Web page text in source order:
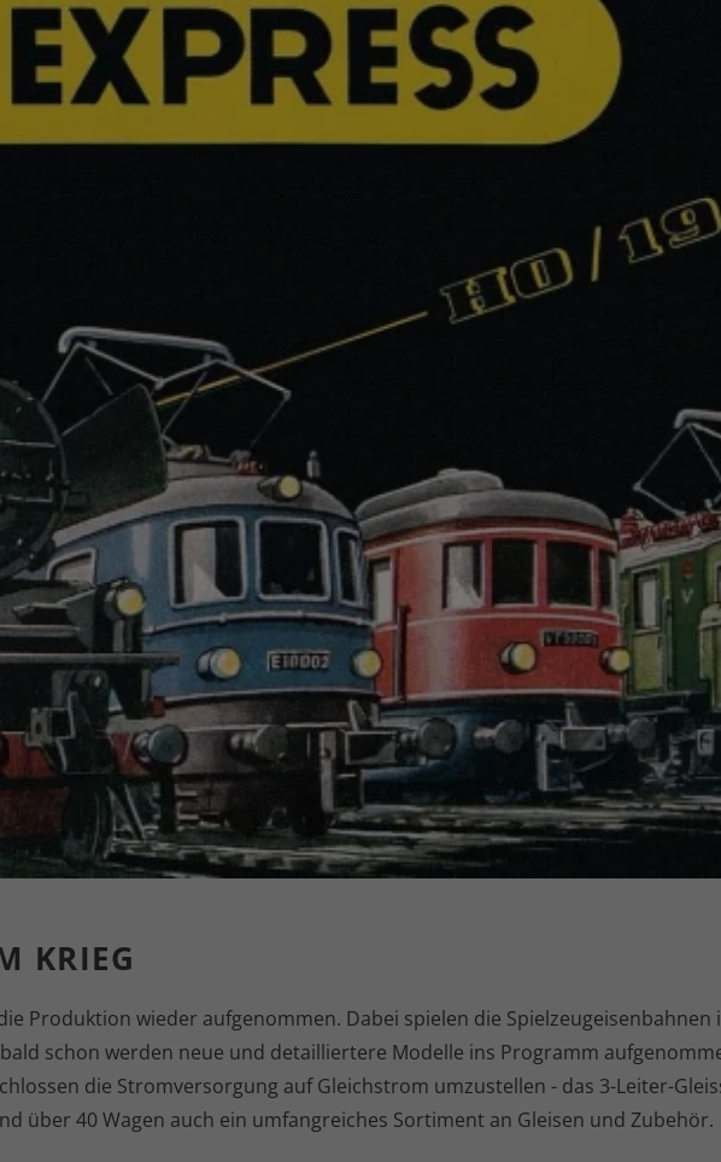
KRIEG
Produktion wieder aufgenommen. Dabei spielen die
schon werden neue und detailliertere Modelle ins Programm
die Stromversorgung auf Gleichstrom umzustellen - das 3-Leiter-
über 40 Wagen auch ein umfangreiches Sortiment an Gleisen und Zubehör.